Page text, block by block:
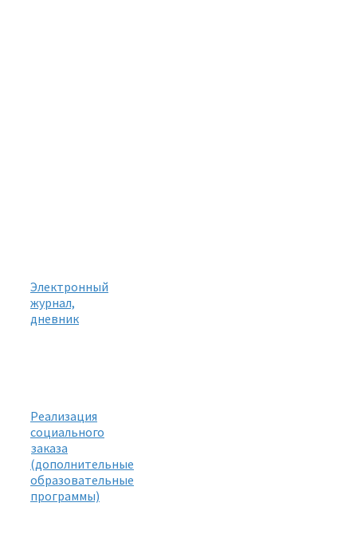
Электронный
журнал,
дневник
Реализация
социального
заказа
(дополнительные
образовательные
программы)